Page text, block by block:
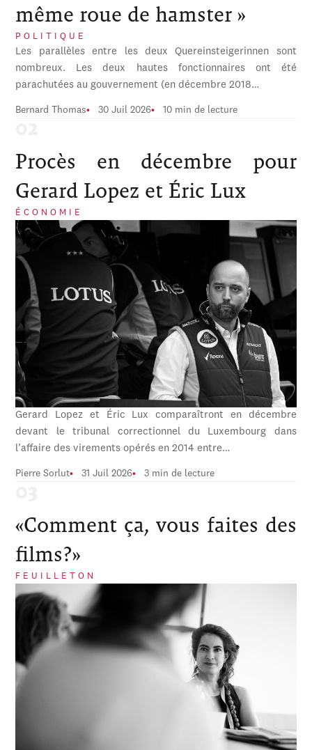
même roue de hamster »
POLITIQUE
Les parallèles entre les deux Quereinsteigerinnen sont
nombreux. Les deux hautes fonctionnaires ont été
parachutées au gouvernement (en décembre 2018…
Bernard Thomas 30 Juil 2026 10 min de lecture
Procès en décembre pour
Gerard Lopez et Éric Lux
ÉCONOMIE
Gerard Lopez et Éric Lux comparaîtront en décembre
devant le tribunal correctionnel du Luxembourg dans
l’affaire des virements opérés en 2014 entre…
Pierre Sorlut 31 Juil 2026 3 min de lecture
«Comment ça, vous faites des
films?»
FEUILLETON